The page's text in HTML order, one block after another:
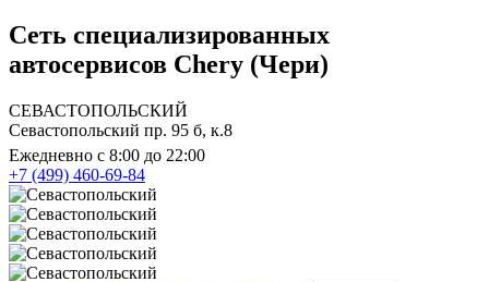
Сеть специализированных
автосервисов Chery (Чери)
СЕВАСТОПОЛЬСКИЙ
Севастопольский пр. 95 б, к.8
Ежедневно с 8:00 до 22:00
+7 (499) 460-69-84